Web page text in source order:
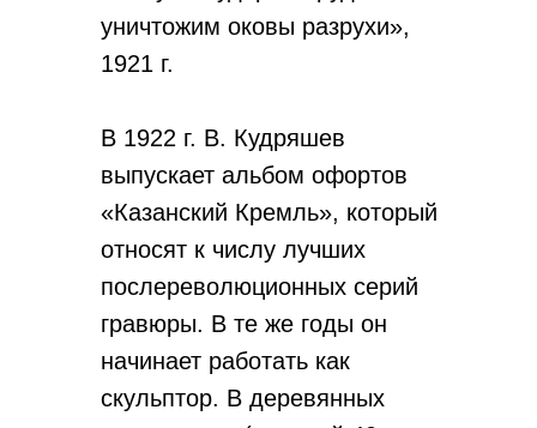
уничтожим оковы разрухи»,
1921 г.
В 1922 г. В. Кудряшев
выпускает альбом офортов
«Казанский Кремль», который
относят к числу лучших
послереволюционных серий
гравюры. В те же годы он
начинает работать как
скульптор. В деревянных